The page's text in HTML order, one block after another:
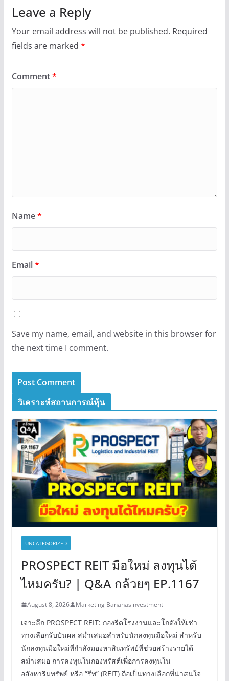
Leave a Reply
Your email address will not be published. Required
fields are marked *
Comment*
Name*
Email*
Save my name, email, and website in this browser for
the next time I comment.
วิเคราะห์สถานการณ์หุ้น
UNCATEGORIZED
PROSPECT REIT มือใหม่ ลงทุนได้
ไหมครับ? | Q&A กล้วยๆ EP.1167
August 8, 2026 Marketing Bananasinvestment
เจาะลึก PROSPECT REIT: กองรีตโรงงานและโกดังให้เช่า
ทางเลือกรับปันผล สม่ำเสมอสำหรับนักลงทุนมือใหม่ สำหรับ
นักลงทุนมือใหม่ที่กำลังมองหาสินทรัพย์ที่ช่วยสร้างรายได้
สม่ำเสมอ การลงทุนในกองทรัสต์เพื่อการลงทุนใน
อสังหาริมทรัพย์ หรือ “รีท” (REIT) ถือเป็นทางเลือกที่น่าสนใจ